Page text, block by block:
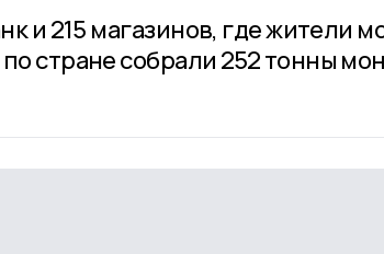
и 215 магазинов, где жители
стране собрали 252 тонны